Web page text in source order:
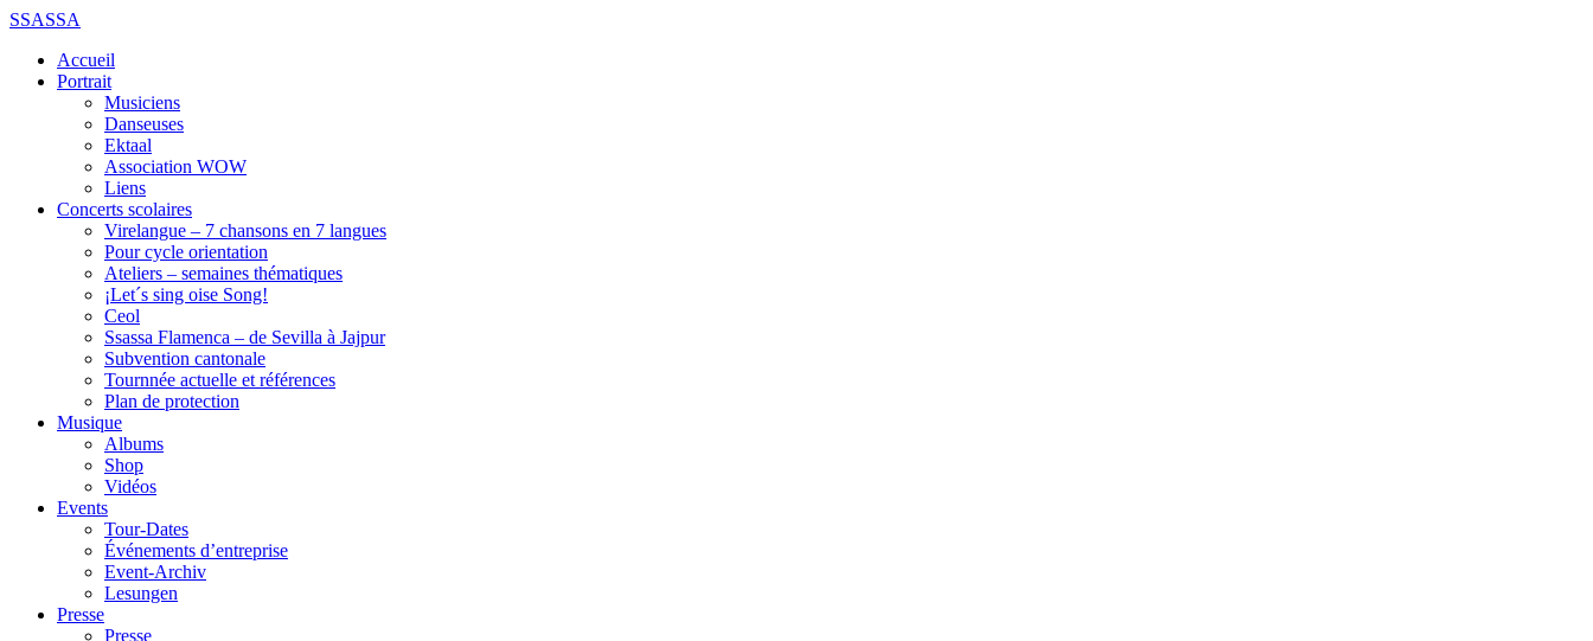
SSASSA
Accueil
Portrait
Musiciens
Danseuses
Ektaal
Association WOW
Liens
Concerts scolaires
Virelangue – 7 chansons en 7 langues
Pour cycle orientation
Ateliers – semaines thématiques
¡Let´s sing oise Song!
Ceol
Ssassa Flamenca – de Sevilla à Jajpur
Subvention cantonale
Tournnée actuelle et références
Plan de protection
Musique
Albums
Shop
Vidéos
Events
Tour-Dates
Événements d’entreprise
Event-Archiv
Lesungen
Presse
Presse